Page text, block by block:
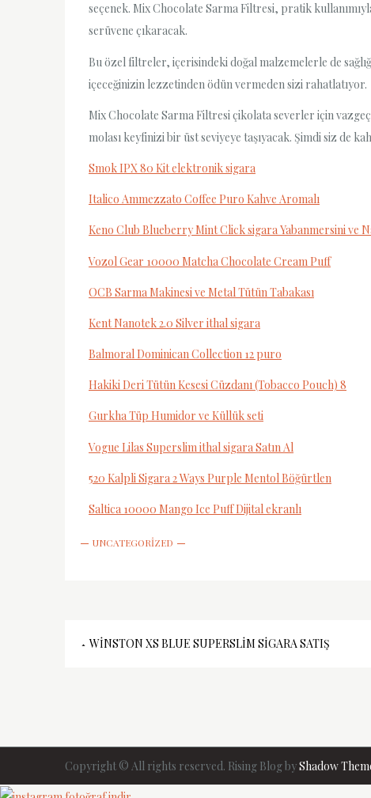
seçenek. Mix Chocolate Sarma Filtresi, pratik
serüvene çıkaracak.
Bu özel filtreler, içerisindeki doğal malzemelerle de
içeceğinizin lezzetinden ödün vermeden sizi rahatlatıyor.
Mix Chocolate Sarma Filtresi çikolata severler için
molası keyfinizi bir üst seviyeye taşıyacak. Şimdi siz de
Smok IPX 80 Kit elektronik sigara
Italico Ammezzato Coffee Puro Kahve Aromalı
Keno Club Blueberry Mint Click sigara Yabanmersini ve
Vozol Gear 10000 Matcha Chocolate Cream Puff
OCB Sarma Makinesi ve Metal Tütün Tabakası
Kent Nanotek 2.0 Silver ithal sigara
Balmoral Dominican Collection 12 puro
Hakiki Deri Tütün Kesesi Cüzdanı (Tobacco Pouch) 8
Gurkha Tüp Humidor ve Küllük seti
Vogue Lilas Superslim ithal sigara Satın Al
520 Kalpli Sigara 2 Ways Purple Mentol Böğürtlen
Saltica 10000 Mango Ice Puff Dijital ekranlı
UNCATEGORIZED
Yazı
WINSTON XS BLUE SUPERSLIM SIGARA SATIŞ
Copyright © All rights reserved. Rising Blog byShadow